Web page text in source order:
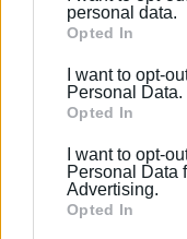
Please note that
Google services
behaviour. You
Google and its
section.
personal data.
Opted In
I want to opt-
Personal Data.
Opted In
I want to opt-
Personal Data
Advertising.
Opted In
κοντά μας,
συνειδητοποίηση
Και να
πολύ τυχερή που τα
που μεγάλωσαν σε
ασφάλειας, με